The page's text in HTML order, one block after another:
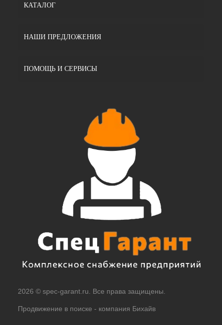
КАТАЛОГ
НАШИ ПРЕДЛОЖЕНИЯ
ПОМОЩЬ И СЕРВИСЫ
2026 © spec-garant.ru. Все права защищены.
Продвижение в поиске - компания Бихайв